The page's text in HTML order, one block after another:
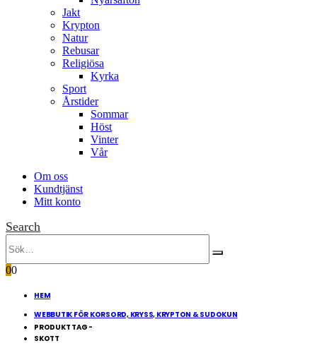
Jakt
Krypton
Natur
Rebusar
Religiösa
Kyrka
Sport
Årstider
Sommar
Höst
Vinter
Vår
Om oss
Kundtjänst
Mitt konto
Search
00
HEM
WEBBUTIK FÖR KORSORD, KRYSS, KRYPTON & SUDOKUN
PRODUKT TAG -
SKOTT